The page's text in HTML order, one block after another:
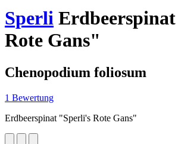
Sperli
Rote Gans"
Chenopodium foliosum
1 Bewertung
Erdbeerspinat "Sperli's Rote Gans"